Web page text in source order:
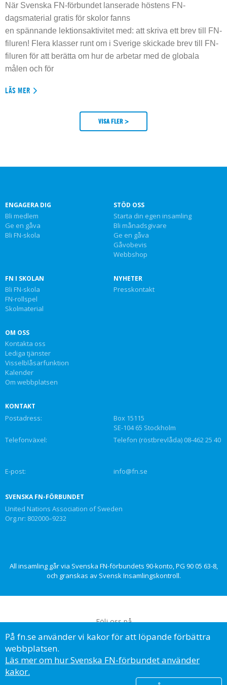
När Svenska FN-förbundet lanserade höstens FN-
dagsmaterial gratis för skolor fanns
en spännande lektionsaktivitet med: att skriva ett brev till FN-
filuren! Flera klasser runt om i Sverige skickade brev till FN-
filuren för att berätta om hur de arbetar med de globala
målen och för
LÄS MER
VISA FLER >
ENGAGERA DIG
Bli medlem
Ge en gåva
Bli FN-skola
STÖD OSS
Starta din egen insamling
Bli månadsgivare
Ge en gåva
Gåvobevis
Webbshop
FN I SKOLAN
Bli FN-skola
FN-rollspel
Skolmaterial
NYHETER
Presskontakt
OM OSS
Kontakta oss
Lediga tjänster
Visselblåsarfunktion
Kalender
Om webbplatsen
KONTAKT
Postadress:
Box 15115
SE-104 65 Stockholm
Telefonväxel:
Telefon (röstbrevlåda) 08-462 25 40
E-post: info@fn.se
SVENSKA FN-FÖRBUNDET
United Nations Association of Sweden
Org.nr: 802000–9232
All insamling går via Svenska FN-förbundets 90-konto, PG 90 05 63-8,
och granskas av Svensk Insamlingskontroll.
Följ oss på
© Svenska FN-förbundet, 2023
På fn.se använder vi kakor för att löpande förbättra
webbplatsen.
Läs mer om hur Svenska FN-förbundet använder
kakor.